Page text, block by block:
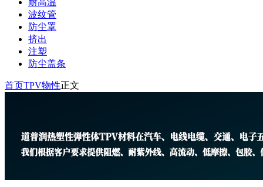
波纹管
防尘罩
挤出
注塑
防尘盖条
首页TPV物性正文